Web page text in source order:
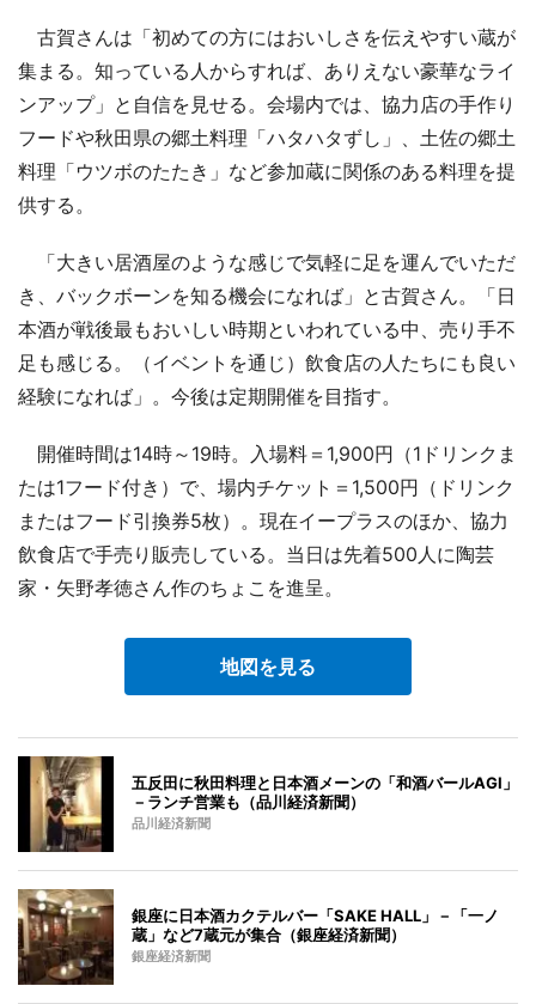
古賀さんは「初めての方にはおいしさを伝えやすい蔵が
集まる。知っている人からすれば、ありえない豪華なライ
ンアップ」と自信を見せる。会場内では、協力店の手作り
フードや秋田県の郷土料理「ハタハタずし」、土佐の郷土
料理「ウツボのたたき」など参加蔵に関係のある料理を提
供する。
「大きい居酒屋のような感じで気軽に足を運んでいただ
き、バックボーンを知る機会になれば」と古賀さん。「日
本酒が戦後最もおいしい時期といわれている中、売り手不
足も感じる。（イベントを通じ）飲食店の人たちにも良い
経験になれば」。今後は定期開催を目指す。
開催時間は14時～19時。入場料＝1,900円（1ドリンクま
たは1フード付き）で、場内チケット＝1,500円（ドリンク
またはフード引換券5枚）。現在イープラスのほか、協力
飲食店で手売り販売している。当日は先着500人に陶芸
家・矢野孝徳さん作のちょこを進呈。
地図を見る
五反田に秋田料理と日本酒メーンの「和酒バールAGI」
－ランチ営業も（品川経済新聞）
品川経済新聞
銀座に日本酒カクテルバー「SAKE HALL」－「一ノ
蔵」など7蔵元が集合（銀座経済新聞）
銀座経済新聞